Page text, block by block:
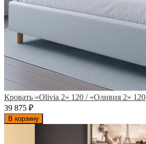
Кровать «Olivia 2» 120 / «Оливия 2» 120
39 875 ₽
В корзину